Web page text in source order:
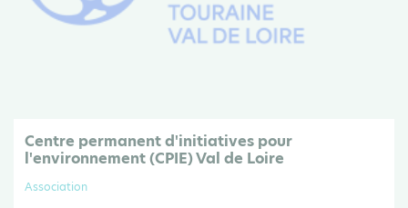
Centre permanent d'initiatives pour
l'environnement (CPIE) Val de Loire
Association